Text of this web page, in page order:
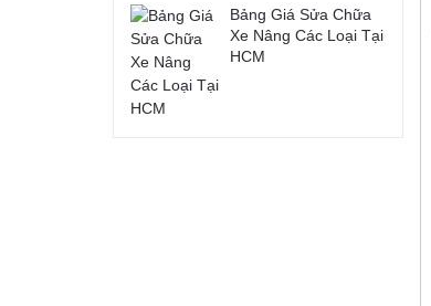
Bảng Giá Sửa Chữa
Xe Nâng Các Loại Tại
HCM